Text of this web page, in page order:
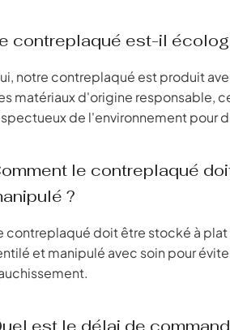
contreplaqué est-il
notre contreplaqué est produit
matériaux d'origine responsable,
de l'environnement pour
le contreplaqué
?
contreplaqué doit être stocké à
et manipulé avec soin pour